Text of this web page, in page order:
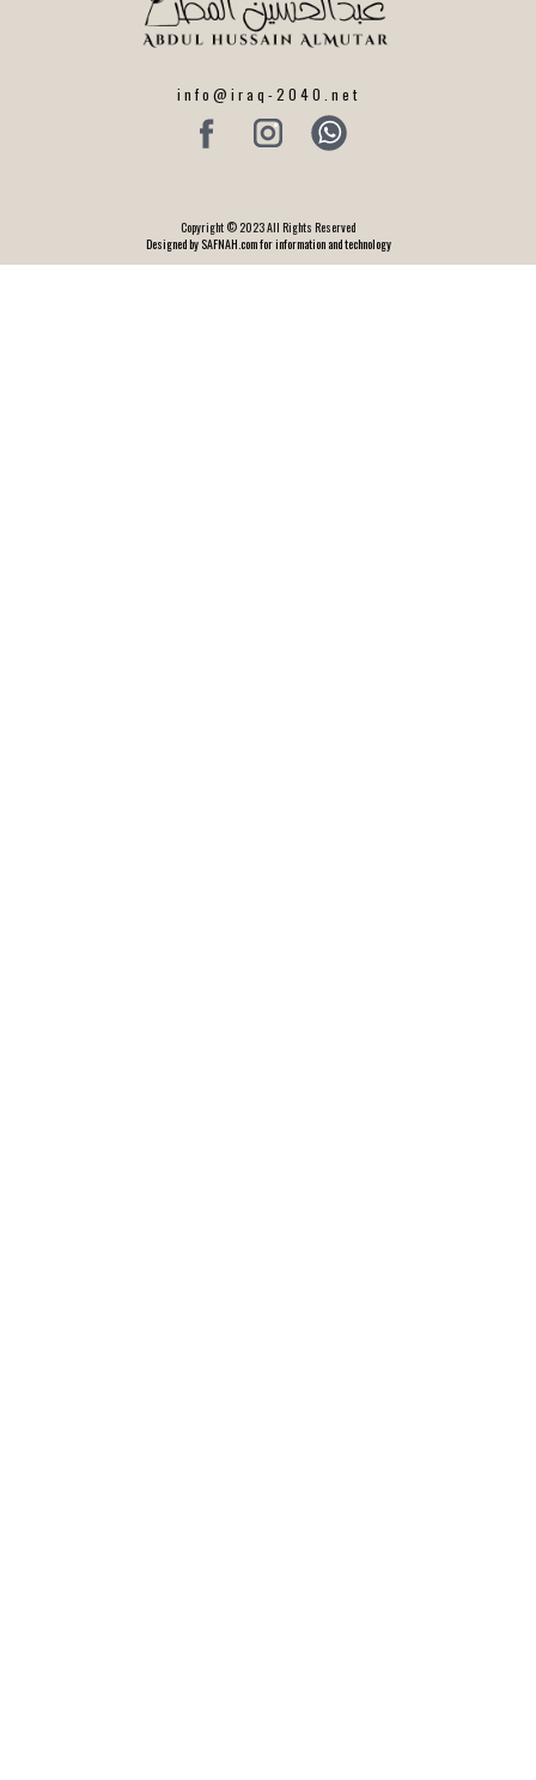
info@iraq-2040.net
Copyright © 2023 All Rights Reserved
Designed by SAFNAH.com for information and technology